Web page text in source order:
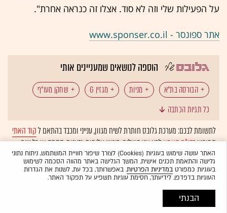
על הפעילות שלי וזה לא סוד. אצלו זה כנראה אחרת".
אתר ספונסר - www.sponser.co.il
הוספה לנושאים שמעניינים אותי
הבורסה בת"א מניות מגזין G
שחקן מעו"ף
כל תגיות הכתבה
לתשומת לבכם: מערכת גלובס חותרת לשיח מגוון, ענייני ומכבד בהתאם לקוד האתי
המופיעבדו"ח האמוןלפיו אנו פועלים. ביטויי אלימות, גזענות, הסתה או כל שיח
בלתי הולם אחר מסוננים בצורהאוטומטיתולא יפורסמו באתר.
האתר עושה שימוש בעוגיות (Cookies) לצורך שיפור חוויית המשתמש, ניתוח נתוני
גלישה והתאמת תכנים אישית. המשך הגלישה באתר מהווה הסכמה לשימוש
בעוגיות כמפורטבמדיניות הפרטיות. באפשרותך, בכל עת, לשנות את הגדרות
העוגיות בדפדפן. לידיעתך, חסימת עוגיות תשפיע על תפקוד האתר.
הבנתי